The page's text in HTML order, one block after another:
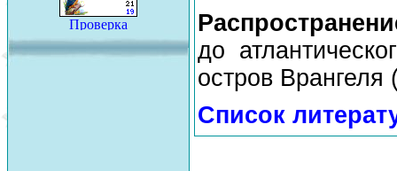
до
остров
Список